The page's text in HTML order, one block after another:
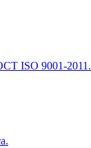
ISO 9001-2011.